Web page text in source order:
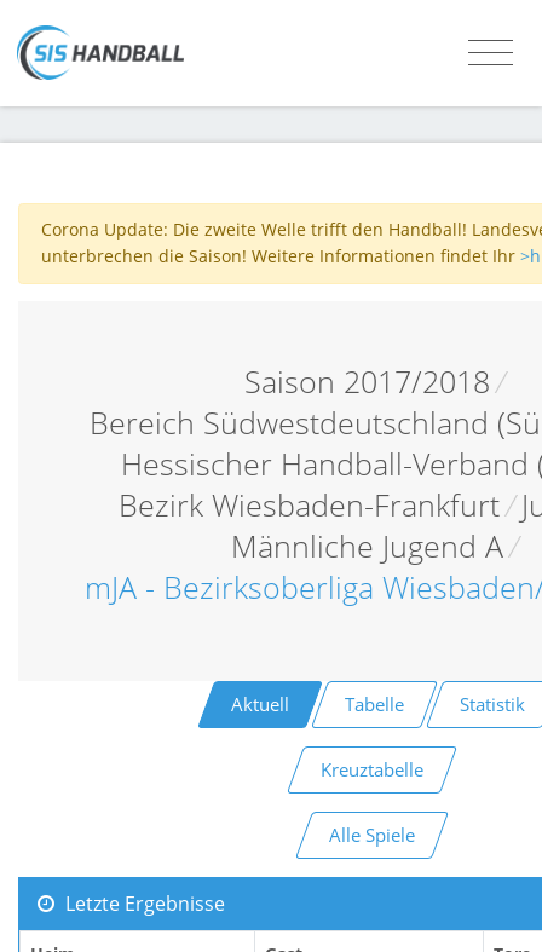
Corona Update: Die zweite Welle trifft den Handball!
unterbrechen die Saison! Weitere Informationen findet Ihr
Saison 2017/2018/
Bereich Südwestdeutschland
Hessischer Handball-Verband
Bezirk Wiesbaden-Frankfurt/
Männliche Jugend A/
mJA - Bezirksoberliga
Aktuell Tabelle Statistik
Kreuztabelle
Alle Spiele
Letzte Ergebnisse